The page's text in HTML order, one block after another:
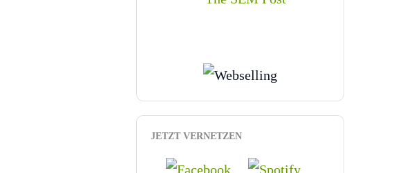
JETZT VERNETZEN